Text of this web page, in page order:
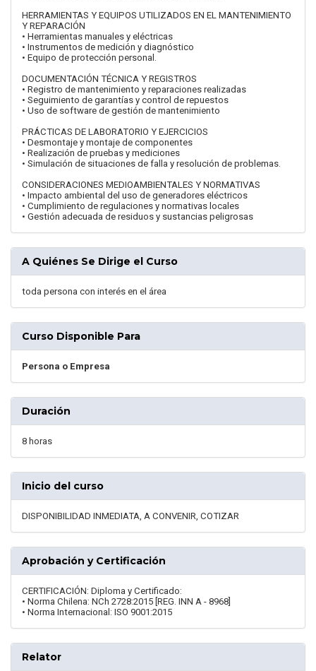
HERRAMIENTAS Y EQUIPOS UTILIZADOS EN EL MANTENIMIENTO
Y REPARACIÓN
• Herramientas manuales y eléctricas
• Instrumentos de medición y diagnóstico
• Equipo de protección personal.
DOCUMENTACIÓN TÉCNICA Y REGISTROS
• Registro de mantenimiento y reparaciones realizadas
• Seguimiento de garantías y control de repuestos
• Uso de software de gestión de mantenimiento
PRÁCTICAS DE LABORATORIO Y EJERCICIOS
• Desmontaje y montaje de componentes
• Realización de pruebas y mediciones
• Simulación de situaciones de falla y resolución de problemas.
CONSIDERACIONES MEDIOAMBIENTALES Y NORMATIVAS
• Impacto ambiental del uso de generadores eléctricos
• Cumplimiento de regulaciones y normativas locales
• Gestión adecuada de residuos y sustancias peligrosas
A Quiénes Se Dirige el Curso
toda persona con interés en el área
Curso Disponible Para
Persona o Empresa
Duración
8 horas
Inicio del curso
DISPONIBILIDAD INMEDIATA, A CONVENIR, COTIZAR
Aprobación y Certificación
CERTIFICACIÓN: Diploma y Certificado:
• Norma Chilena: NCh 2728:2015 [REG. INN A - 8968]
• Norma Internacional: ISO 9001:2015
Relator